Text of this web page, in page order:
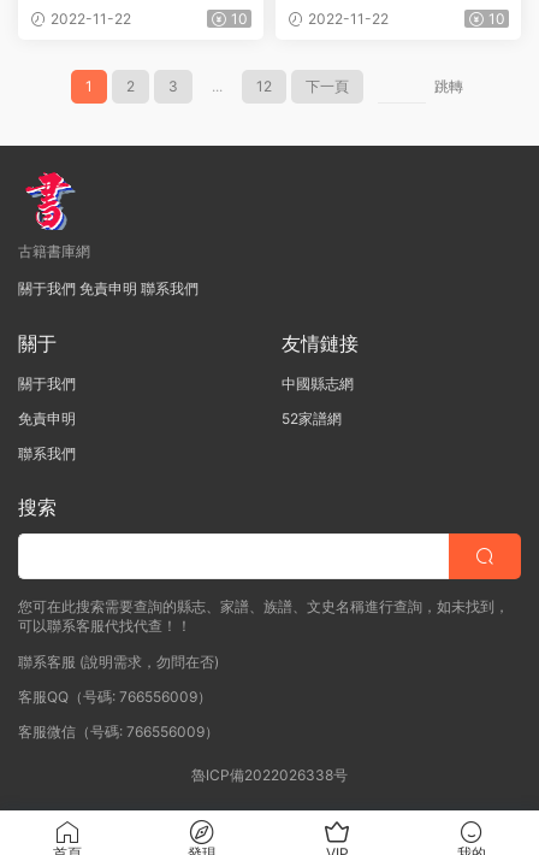
長治縣志》八卷 清姜愃修 于
2022-11-22 10
長治縣志》全八卷 清李桢 馬
2022-11-22 10
1 2 3 ... 12 下一頁 跳轉
古籍書庫網
關于我們 免責申明 聯系我們
關于
關于我們
免責申明
聯系我們
友情鏈接
中國縣志網
52家譜網
搜索
您可在此搜索需要查詢的縣志、家譜、族譜、文史名稱進行查詢，如未找到，
可以聯系客服代找代查！！
聯系客服 (說明需求，勿問在否)
客服QQ（号碼: 766556009）
客服微信（号碼: 766556009）
魯ICP備2022026338号